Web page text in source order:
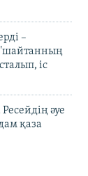
–
"шайтанның
іс
әуе
қаза